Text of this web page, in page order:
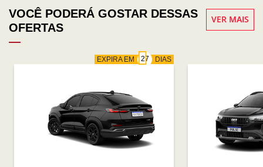
VOCÊ PODERÁ GOSTAR DESSAS
OFERTAS
VER MAIS
EXPIRA EM DIAS